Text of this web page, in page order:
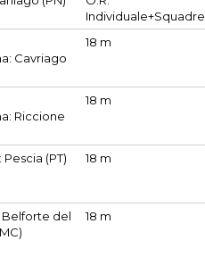
Individuale+Squadre
Cavriago
18 m
Riccione
18 m
Pescia (PT) 18 m
Belforte del
18 m